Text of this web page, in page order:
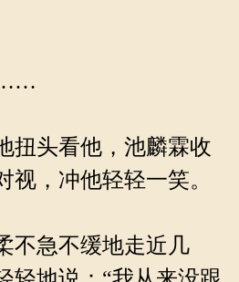
扭头看他，池麟霖收
视，冲他轻轻一笑。
不急不缓地走近几